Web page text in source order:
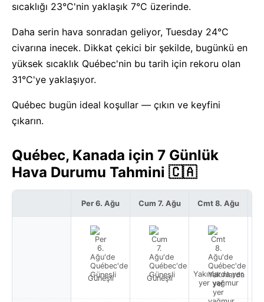
sıcaklığı 23°C'nin yaklaşık 7°C üzerinde.
Daha serin hava sonradan geliyor, Tuesday 24°C
civarına inecek. Dikkat çekici bir şekilde, bugünkü en
yüksek sıcaklık Québec'nin bu tarih için rekoru olan
31°C'ye yaklaşıyor.
Québec bugün ideal koşullar — çıkın ve keyfini
çıkarın.
Québec, Kanada için 7 Günlük
Hava Durumu Tahmini 🇨🇦
Per 6. Ağu
Güneşli
Cum 7. Ağu
Güneşli
Cmt 8. Ağu
Yakınlarda yer
yer yağmur